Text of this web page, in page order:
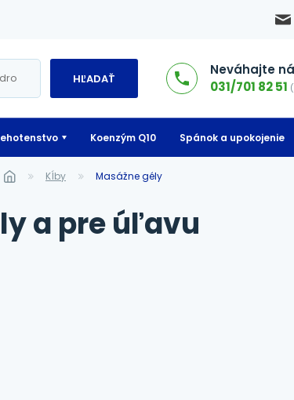
HĽADAŤ
Neváhajte
031/701 82 51
Koenzým Q10 Spánok a upokojenie
Kĺby Masážne gély